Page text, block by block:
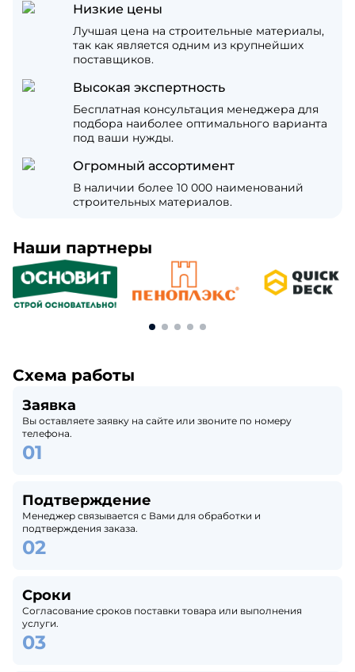
Низкие цены
Лучшая цена на строительные материалы,
так как является одним из крупнейших
поставщиков.
Высокая экспертность
Бесплатная консультация менеджера для
подбора наиболее оптимального варианта
под ваши нужды.
Огромный ассортимент
В наличии более 10 000 наименований
строительных материалов.
Наши партнеры
Схема работы
Заявка
Вы оставляете заявку на сайте или звоните по номеру
телефона.
Подтверждение
Менеджер связывается с Вами для обработки и
подтверждения заказа.
Сроки
Согласование сроков поставки товара или выполнения
услуги.